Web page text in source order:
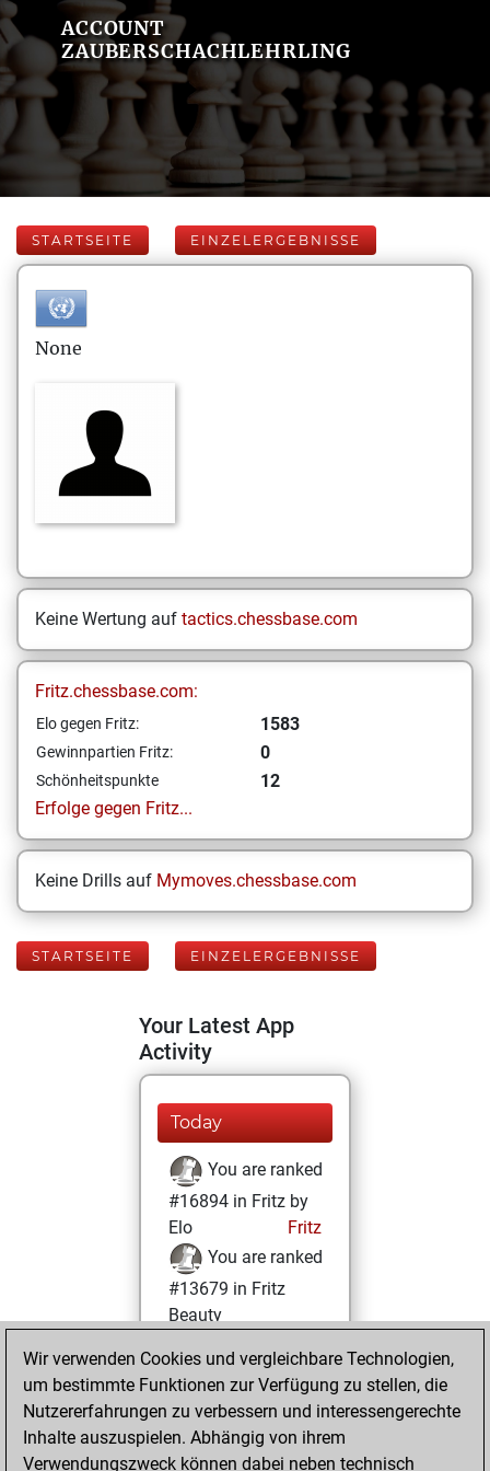
ACCOUNT
ZAUBERSCHACHLEHRLING
STARTSEITE EINZELERGEBNISSE
None
Keine Wertung auf tactics.chessbase.com
Fritz.chessbase.com:
Elo gegen Fritz: 1583
Gewinnpartien Fritz: 0
Schönheitspunkte
12
Erfolge gegen Fritz...
Keine Drills auf Mymoves.chessbase.com
STARTSEITE EINZELERGEBNISSE
Your Latest App
Activity
Today
You are ranked
#16894 in Fritz by
Elo
Fritz
You are ranked
#13679 in Fritz
Beauty
Samstag,
September 30,
2023
You achieved a
Wir verwenden Cookies und vergleichbare Technologien,
um bestimmte Funktionen zur Verfügung zu stellen, die
Nutzererfahrungen zu verbessern und interessengerechte
Inhalte auszuspielen. Abhängig von ihrem
Verwendungszweck können dabei neben technisch